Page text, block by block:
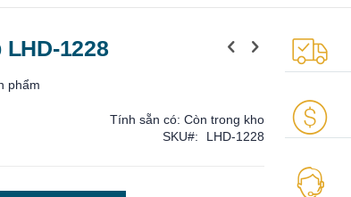
1228
phẩm
Tính sẵn có: Còn trong kho
SKU
LHD-1228